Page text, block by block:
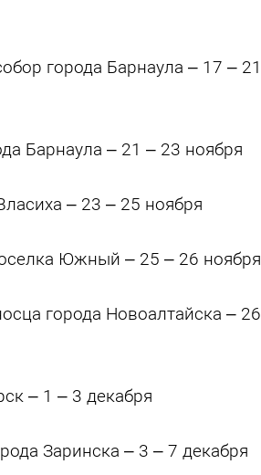
города Барнаула – 17 – 21
Барнаула – 21 – 23 ноября
– 23 – 25 ноября
Южный – 25 – 26 ноября
города Новоалтайска – 26
– 1 – 3 декабря
Заринска – 3 – 7 декабря